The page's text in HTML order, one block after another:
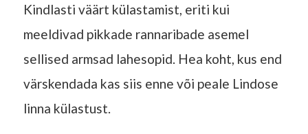
Kindlasti väärt külastamist, eriti kui
meeldivad pikkade rannaribade asemel
sellised armsad lahesopid. Hea koht, kus end
värskendada kas siis enne või peale Lindose
linna külastust.